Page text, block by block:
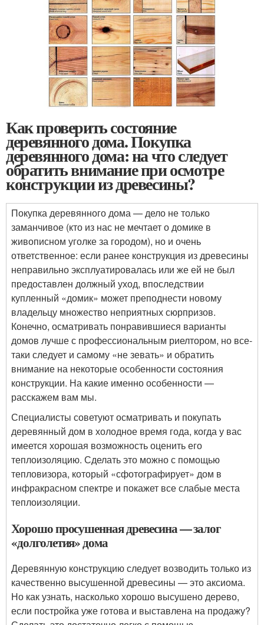
Как проверить состояние
деревянного дома. Покупка
деревянного дома: на что следует
обратить внимание при осмотре
конструкции из древесины?
Покупка деревянного дома — дело не только
заманчивое (кто из нас не мечтает о домике в
живописном уголке за городом), но и очень
ответственное: если ранее конструкция из древесины
неправильно эксплуатировалась или же ей не был
предоставлен должный уход, впоследствии
купленный «домик» может преподнести новому
владельцу множество неприятных сюрпризов.
Конечно, осматривать понравившиеся варианты
домов лучше с профессиональным риелтором, но все-
таки следует и самому «не зевать» и обратить
внимание на некоторые особенности состояния
конструкции. На какие именно особенности —
расскажем вам мы.
Специалисты советуют осматривать и покупать
деревянный дом в холодное время года, когда у вас
имеется хорошая возможность оценить его
теплоизоляцию. Сделать это можно с помощью
тепловизора, который «сфотографирует» дом в
инфракрасном спектре и покажет все слабые места
теплоизоляции.
Хорошо просушенная древесина — залог
«долголетия» дома
Деревянную конструкцию следует возводить только из
качественно высушенной древесины — это аксиома.
Но как узнать, насколько хорошо высушено дерево,
если постройка уже готова и выставлена на продажу?